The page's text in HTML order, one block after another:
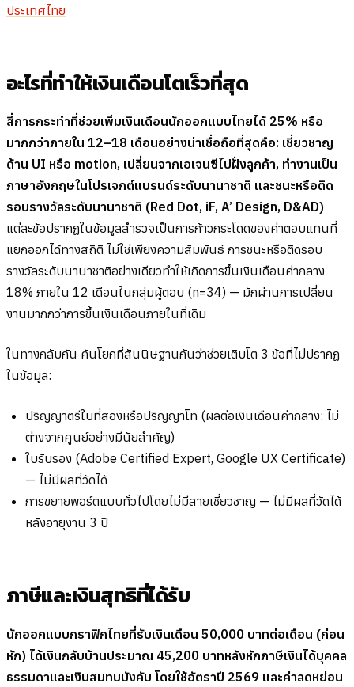
ประเทศไทย
อะไรที่ทำให้เงินเดือนโตเร็วที่สุด
สี่การกระทำที่ช่วยเพิ่มเงินเดือนนักออกแบบไทยได้ 25% หรือ
มากกว่าภายใน 12–18 เดือนอย่างน่าเชื่อถือที่สุดคือ: เชี่ยวชาญ
ด้าน UI หรือ motion, เปลี่ยนจากเอเจนซีไปฝั่งลูกค้า, ทำงานเป็น
ภาษาอังกฤษในโปรเจกต์แบรนด์ระดับนานาชาติ และชนะหรือติด
รอบรางวัลระดับนานาชาติ (Red Dot, iF, A’ Design, D&AD)
แต่ละข้อปรากฏในข้อมูลสำรวจเป็นการก้าวกระโดดของค่าตอบแทนที่
แยกออกได้ทางสถิติ ไม่ใช่เพียงความสัมพันธ์ การชนะหรือติดรอบ
รางวัลระดับนานาชาติอย่างเดียวทำให้เกิดการขึ้นเงินเดือนค่ากลาง
18% ภายใน 12 เดือนในกลุ่มผู้ตอบ (n=34) — มักผ่านการเปลี่ยน
งานมากกว่าการขึ้นเงินเดือนภายในที่เดิม
ในทางกลับกัน คันโยกที่สันนิษฐานกันว่าช่วยเติบโต 3 ข้อที่ไม่ปรากฏ
ในข้อมูล:
ปริญญาตรีใบที่สองหรือปริญญาโท (ผลต่อเงินเดือนค่ากลาง: ไม่
ต่างจากศูนย์อย่างมีนัยสำคัญ)
ใบรับรอง (Adobe Certified Expert, Google UX Certificate)
— ไม่มีผลที่วัดได้
การขยายพอร์ตแบบทั่วไปโดยไม่มีสายเชี่ยวชาญ — ไม่มีผลที่วัดได้
หลังอายุงาน 3 ปี
ภาษีและเงินสุทธิที่ได้รับ
นักออกแบบกราฟิกไทยที่รับเงินเดือน 50,000 บาทต่อเดือน (ก่อน
หัก) ได้เงินกลับบ้านประมาณ 45,200 บาทหลังหักภาษีเงินได้บุคคล
ธรรมดาและเงินสมทบบังคับ โดยใช้อัตราปี 2569 และค่าลดหย่อน